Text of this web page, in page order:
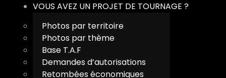
VOUS AVEZ UN PROJET DE TOURNAGE ?
Photos par territoire
Photos par thème
Base T.A.F
Demandes d’autorisations
Retombées économiques